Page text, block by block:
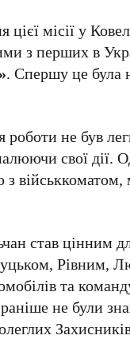
цієї місії у
з перших в
. Спершу це була
не був
свої дії.
з
став цінним
Рівним,
та
не були